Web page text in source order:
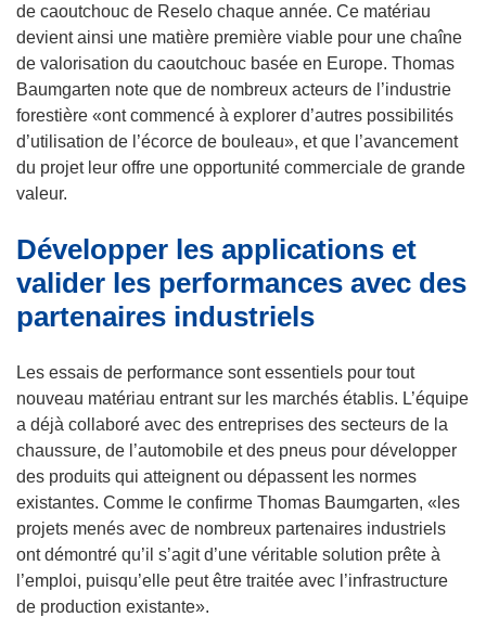
de caoutchouc de Reselo chaque année. Ce matériau
devient ainsi une matière première viable pour une chaîne
de valorisation du caoutchouc basée en Europe. Thomas
Baumgarten note que de nombreux acteurs de l’industrie
forestière «ont commencé à explorer d’autres possibilités
d’utilisation de l’écorce de bouleau», et que l’avancement
du projet leur offre une opportunité commerciale de grande
valeur.
Développer les applications et
valider les performances avec des
partenaires industriels
Les essais de performance sont essentiels pour tout
nouveau matériau entrant sur les marchés établis. L’équipe
a déjà collaboré avec des entreprises des secteurs de la
chaussure, de l’automobile et des pneus pour développer
des produits qui atteignent ou dépassent les normes
existantes. Comme le confirme Thomas Baumgarten, «les
projets menés avec de nombreux partenaires industriels
ont démontré qu’il s’agit d’une véritable solution prête à
l’emploi, puisqu’elle peut être traitée avec l’infrastructure
de production existante».